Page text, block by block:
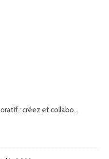
: créez et collabo...